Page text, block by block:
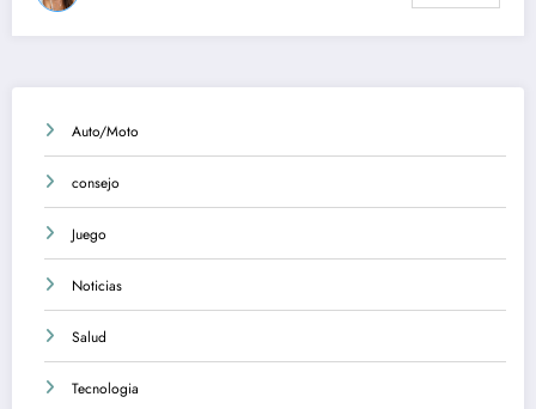
Auto/Moto
consejo
Juego
Noticias
Salud
Tecnologia